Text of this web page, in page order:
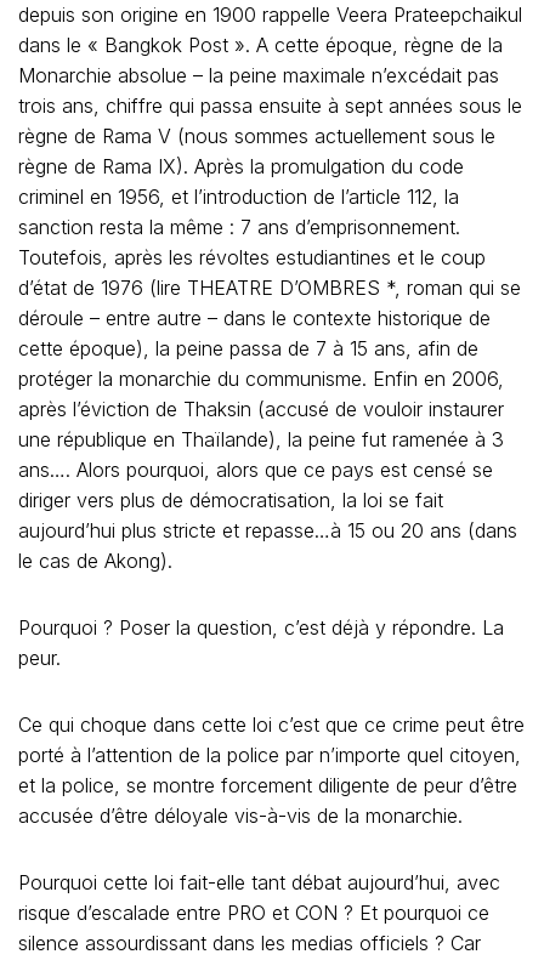
depuis son origine en 1900 rappelle Veera Prateepchaikul
dans le « Bangkok Post ». A cette époque, règne de la
Monarchie absolue – la peine maximale n’excédait pas
trois ans, chiffre qui passa ensuite à sept années sous le
règne de Rama V (nous sommes actuellement sous le
règne de Rama IX). Après la promulgation du code
criminel en 1956, et l’introduction de l’article 112, la
sanction resta la même : 7 ans d’emprisonnement.
Toutefois, après les révoltes estudiantines et le coup
d’état de 1976 (lire THEATRE D’OMBRES *, roman qui se
déroule – entre autre – dans le contexte historique de
cette époque), la peine passa de 7 à 15 ans, afin de
protéger la monarchie du communisme. Enfin en 2006,
après l’éviction de Thaksin (accusé de vouloir instaurer
une république en Thaïlande), la peine fut ramenée à 3
ans…. Alors pourquoi, alors que ce pays est censé se
diriger vers plus de démocratisation, la loi se fait
aujourd’hui plus stricte et repasse…à 15 ou 20 ans (dans
le cas de Akong).
Pourquoi ? Poser la question, c’est déjà y répondre. La
peur.
Ce qui choque dans cette loi c’est que ce crime peut être
porté à l’attention de la police par n’importe quel citoyen,
et la police, se montre forcement diligente de peur d’être
accusée d’être déloyale vis-à-vis de la monarchie.
Pourquoi cette loi fait-elle tant débat aujourd’hui, avec
risque d’escalade entre PRO et CON ? Et pourquoi ce
silence assourdissant dans les medias officiels ? Car